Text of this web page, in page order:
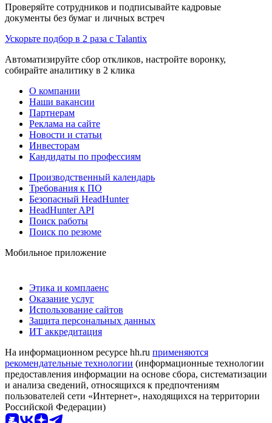
Проверяйте сотрудников и подписывайте кадровые
документы без бумаг и личных встреч
Ускорьте подбор в 2 раза с Talantix
Автоматизируйте сбор откликов, настройте воронку,
собирайте аналитику в 2 клика
О компании
Наши вакансии
Партнерам
Реклама на сайте
Новости и статьи
Инвесторам
Кандидаты по профессиям
Производственный календарь
Требования к ПО
Безопасный HeadHunter
HeadHunter API
Поиск работы
Поиск по резюме
Мобильное приложение
Этика и комплаенс
Оказание услуг
Использование сайтов
Защита персональных данных
ИТ аккредитация
На информационном ресурсе hh.ru применяются
рекомендательные технологии (информационные технологии
предоставления информации на основе сбора, систематизации
и анализа сведений, относящихся к предпочтениям
пользователей сети «Интернет», находящихся на территории
Российской Федерации)